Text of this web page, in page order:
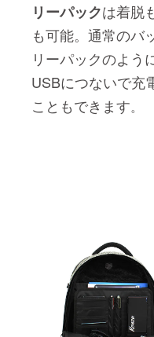
リーパックは着脱
も可能。通常のバ
リーパックのよう
USBにつないで充
こともできます。